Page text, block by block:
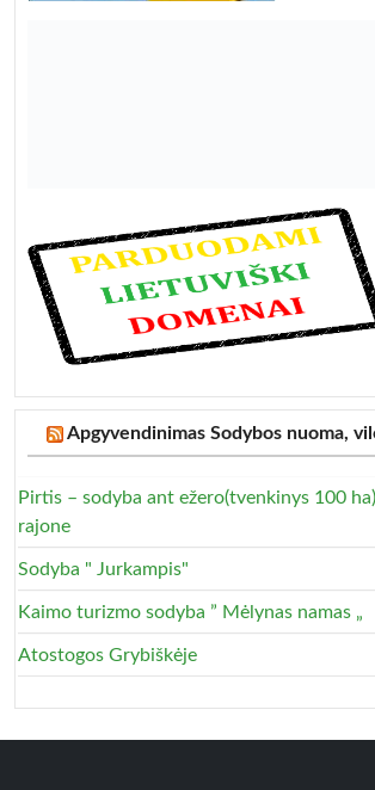
Apgyvendinimas Sodybos nuoma,
Pirtis – sodyba ant ežero(tvenkinys 100
rajone
Sodyba " Jurkampis"
Kaimo turizmo sodyba ” Mėlynas namas „
Atostogos Grybiškėje